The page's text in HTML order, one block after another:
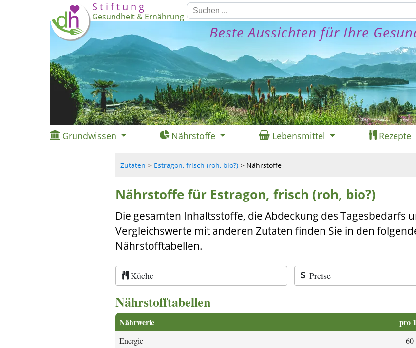
S t i f t u n g
Gesundheit & Ernährung
Beste Aussichten für Ihre
Grundwissen Nährstoffe Lebensmittel Rezepte
Zutaten Estragon, frisch (roh, bio?) Nährstoffe
Nährstoffe für Estragon, frisch (roh, bio?)
Die gesamten Inhaltsstoffe, die Abdeckung des Tagesbedarfs
Vergleichswerte mit anderen Zutaten finden Sie in den
Nährstofftabellen.
Küche Preise
Nährstofftabellen
Nährwerte pro
Energie 60